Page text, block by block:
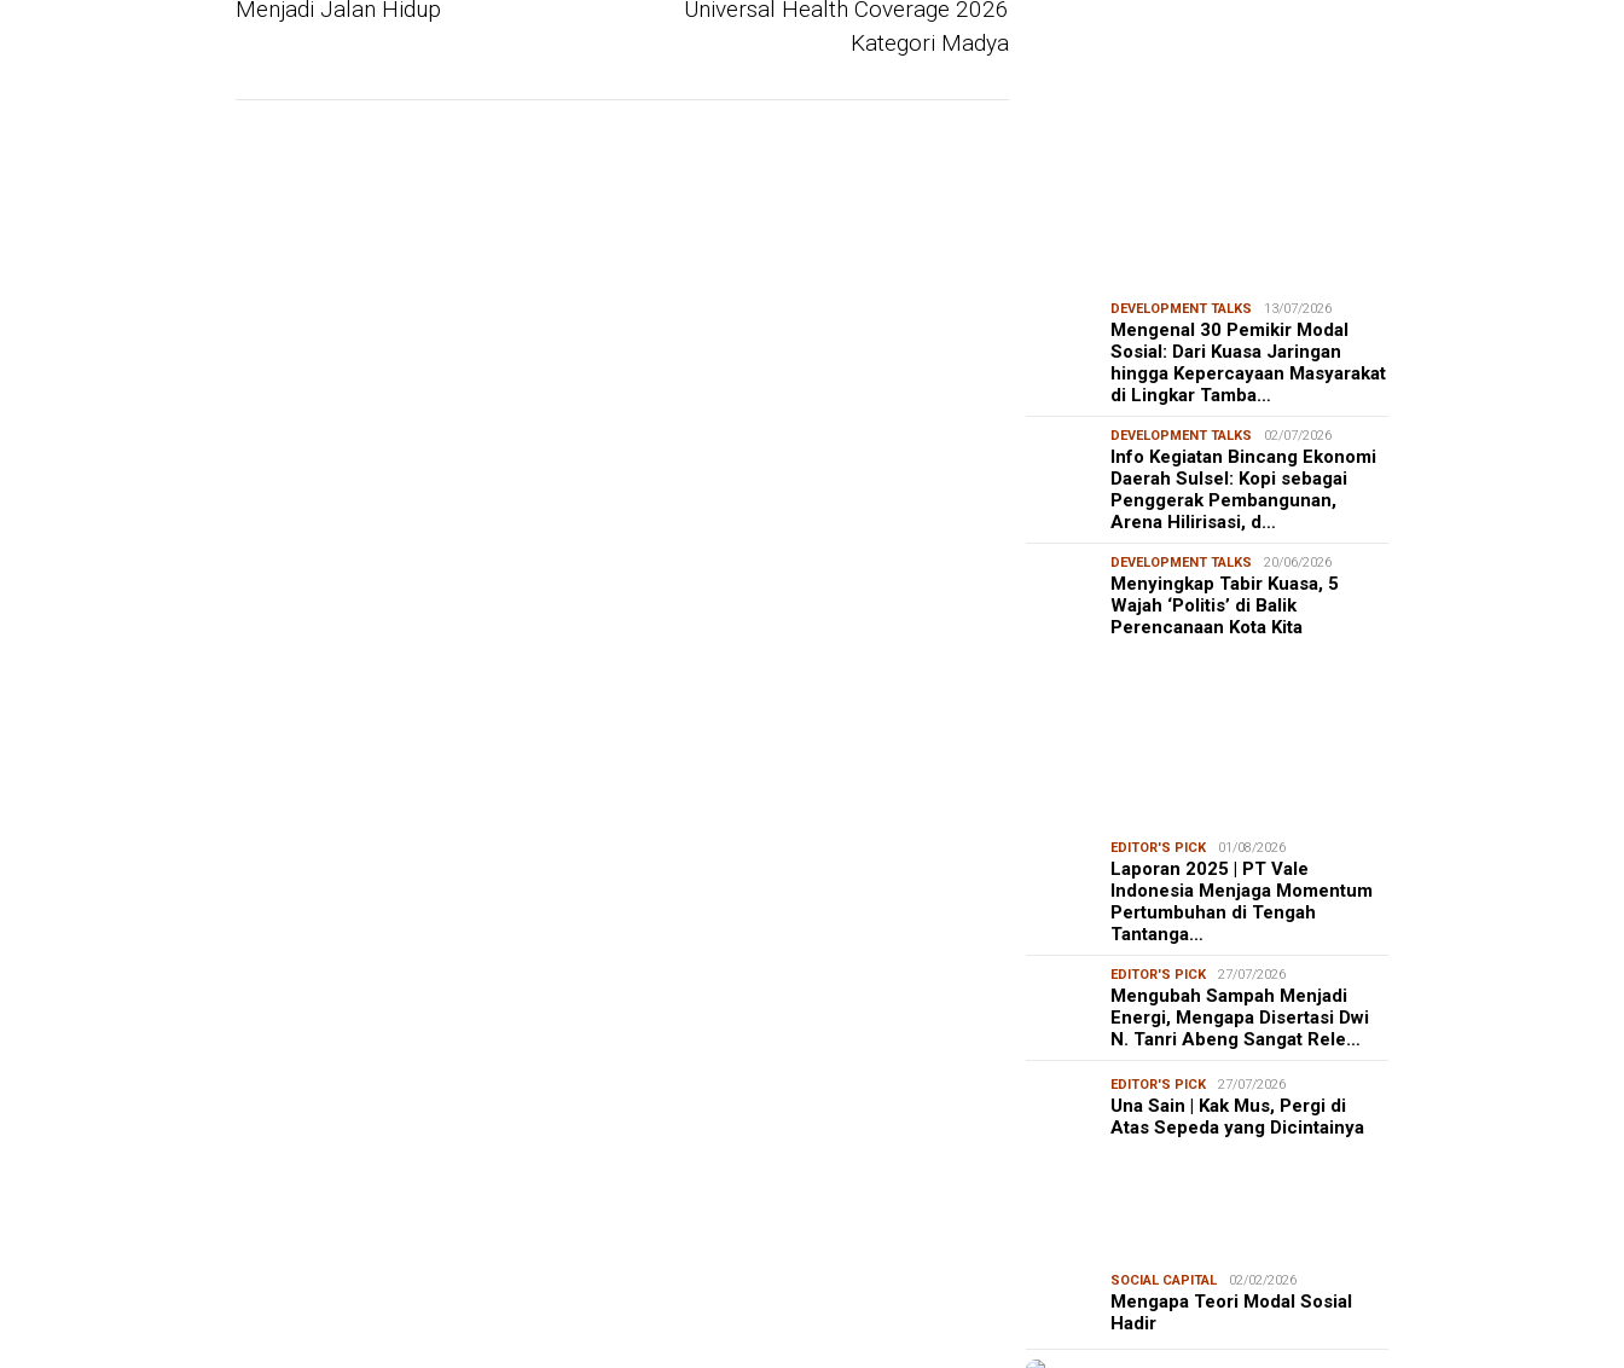
Menjadi Jalan Hidup
Universal Health Coverage 2026
Kategori Madya
DEVELOPMENT TALKS 13/07/2026
Mengenal 30 Pemikir Modal
Sosial: Dari Kuasa Jaringan
hingga Kepercayaan Masyarakat
di Lingkar Tamba…
DEVELOPMENT TALKS 02/07/2026
Info Kegiatan Bincang Ekonomi
Daerah Sulsel: Kopi sebagai
Penggerak Pembangunan,
Arena Hilirisasi, d…
DEVELOPMENT TALKS 20/06/2026
Menyingkap Tabir Kuasa, 5
Wajah ‘Politis’ di Balik
Perencanaan Kota Kita
EDITOR'S PICK 01/08/2026
Laporan 2025 | PT Vale
Indonesia Menjaga Momentum
Pertumbuhan di Tengah
Tantanga…
EDITOR'S PICK 27/07/2026
Mengubah Sampah Menjadi
Energi, Mengapa Disertasi Dwi
N. Tanri Abeng Sangat Rele…
EDITOR'S PICK 27/07/2026
Una Sain | Kak Mus, Pergi di
Atas Sepeda yang Dicintainya
SOCIAL CAPITAL 02/02/2026
Mengapa Teori Modal Sosial
Hadir